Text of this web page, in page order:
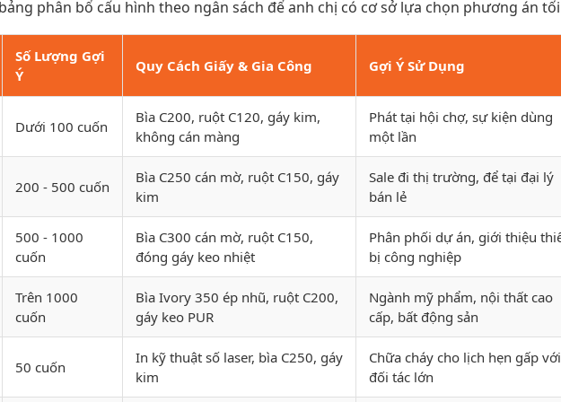
phân bổ cấu hình theo ngân sách để anh chị có cơ sở lựa chọn phương án
Số Lượng Gợi
Ý
Quy Cách Giấy & Gia Công Gợi Ý Sử Dụng
Dưới 100 cuốn
Bìa C200, ruột C120, gáy kim,
không cán màng
Phát tại hội chợ, sự kiện dùng
một lần
200 - 500 cuốn
Bìa C250 cán mờ, ruột C150, gáy
kim
Sale đi thị trường, để tại đại lý
bán lẻ
500 - 1000
cuốn
Bìa C300 cán mờ, ruột C150,
đóng gáy keo nhiệt
Phân phối dự án, giới thiệu
bị công nghiệp
Trên 1000
cuốn
Bìa Ivory 350 ép nhũ, ruột C200,
gáy keo PUR
Ngành mỹ phẩm, nội thất cao
cấp, bất động sản
50 cuốn
In kỹ thuật số laser, bìa C250, gáy
kim
Chữa cháy cho lịch hẹn gấp với
đối tác lớn